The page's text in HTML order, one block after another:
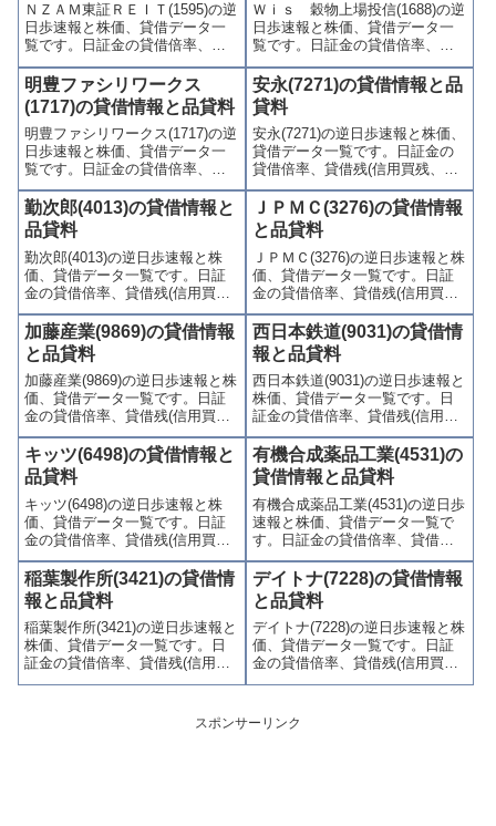
ＮＺＡＭ東証ＲＥＩＴ(1595)の逆
日歩速報と株価、貸借データ一
覧です。日証金の貸借倍率、貸
借残(信用買残、信用売残)、品貸
料(逆日歩)、東証の週末残高、規
制(注意喚起・申込停止)など、空
売り関連情報を集計し、図解で
わかりやすくまとめて掲載して
います。
Ｗｉｓ 穀物上場投信(1688)の逆
日歩速報と株価、貸借データ一
覧です。日証金の貸借倍率、貸
借残(信用買残、信用売残)、品貸
料(逆日歩)、東証の週末残高、規
制(注意喚起・申込停止)など、空
売り関連情報を集計し、図解で
わかりやすくまとめて掲載して
います。
明豊ファシリワークス
(1717)の貸借情報と品貸料
明豊ファシリワークス(1717)の逆
日歩速報と株価、貸借データ一
覧です。日証金の貸借倍率、貸
借残(信用買残、信用売残)、品貸
料(逆日歩)、東証の週末残高、規
制(注意喚起・申込停止)など、空
売り関連情報を集計し、図解で
わかりやすくまとめて掲載して
います。
安永(7271)の貸借情報と品
貸料
安永(7271)の逆日歩速報と株価、
貸借データ一覧です。日証金の
貸借倍率、貸借残(信用買残、信
用売残)、品貸料(逆日歩)、東証
の週末残高、規制(注意喚起・申
込停止)など、空売り関連情報を
集計し、図解でわかりやすくま
とめて掲載しています。
勤次郎(4013)の貸借情報と
品貸料
勤次郎(4013)の逆日歩速報と株
価、貸借データ一覧です。日証
金の貸借倍率、貸借残(信用買
残、信用売残)、品貸料(逆日
歩)、東証の週末残高、規制(注意
喚起・申込停止)など、空売り関
連情報を集計し、図解でわかり
やすくまとめて掲載していま
す。
ＪＰＭＣ(3276)の貸借情報
と品貸料
ＪＰＭＣ(3276)の逆日歩速報と株
価、貸借データ一覧です。日証
金の貸借倍率、貸借残(信用買
残、信用売残)、品貸料(逆日
歩)、東証の週末残高、規制(注意
喚起・申込停止)など、空売り関
連情報を集計し、図解でわかり
やすくまとめて掲載していま
す。
加藤産業(9869)の貸借情報
と品貸料
加藤産業(9869)の逆日歩速報と株
価、貸借データ一覧です。日証
金の貸借倍率、貸借残(信用買
残、信用売残)、品貸料(逆日
歩)、東証の週末残高、規制(注意
喚起・申込停止)など、空売り関
連情報を集計し、図解でわかり
やすくまとめて掲載していま
す。
西日本鉄道(9031)の貸借情
報と品貸料
西日本鉄道(9031)の逆日歩速報と
株価、貸借データ一覧です。日
証金の貸借倍率、貸借残(信用買
残、信用売残)、品貸料(逆日
歩)、東証の週末残高、規制(注意
喚起・申込停止)など、空売り関
連情報を集計し、図解でわかり
やすくまとめて掲載していま
す。
キッツ(6498)の貸借情報と
品貸料
キッツ(6498)の逆日歩速報と株
価、貸借データ一覧です。日証
金の貸借倍率、貸借残(信用買
残、信用売残)、品貸料(逆日
歩)、東証の週末残高、規制(注意
喚起・申込停止)など、空売り関
連情報を集計し、図解でわかり
やすくまとめて掲載していま
す。
有機合成薬品工業(4531)の
貸借情報と品貸料
有機合成薬品工業(4531)の逆日歩
速報と株価、貸借データ一覧で
す。日証金の貸借倍率、貸借残
(信用買残、信用売残)、品貸料
(逆日歩)、東証の週末残高、規制
(注意喚起・申込停止)など、空売
り関連情報を集計し、図解でわ
かりやすくまとめて掲載してい
ます。
稲葉製作所(3421)の貸借情
報と品貸料
稲葉製作所(3421)の逆日歩速報と
株価、貸借データ一覧です。日
証金の貸借倍率、貸借残(信用買
残、信用売残)、品貸料(逆日
喚起・申込停止)など、空売り関
連情報を集計し、図解でわかり
デイトナ(7228)の貸借情報
と品貸料
デイトナ(7228)の逆日歩速報と株
価、貸借データ一覧です。日証
金の貸借倍率、貸借残(信用買
残、信用売残)、品貸料(逆日
喚起・申込停止)など、空売り関
連情報を集計し、図解でわかり
スポンサーリンク